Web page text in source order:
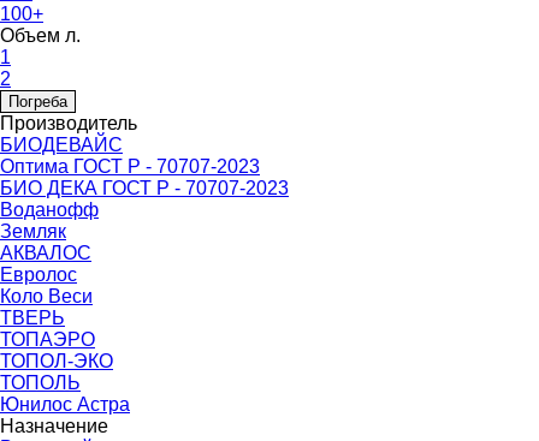
100+
Объем л.
1
2
Погреба
Производитель
БИОДЕВАЙС
Оптима ГОСТ Р - 70707-2023
БИО ДЕКА ГОСТ Р - 70707-2023
Воданофф
Земляк
АКВАЛОС
Евролос
Коло Веси
ТВЕРЬ
ТОПАЭРО
ТОПОЛ-ЭКО
ТОПОЛЬ
Юнилос Астра
Назначение